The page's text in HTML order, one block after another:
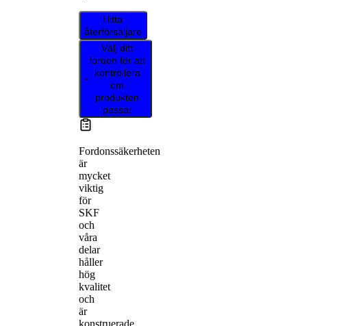
Hitta
återförsäljare
Välj ditt
fordon för att
kontrollera
om
produkten
passar
Fordonssäkerheten
är
mycket
viktig
för
SKF
och
våra
delar
håller
hög
kvalitet
och
är
konstruerade